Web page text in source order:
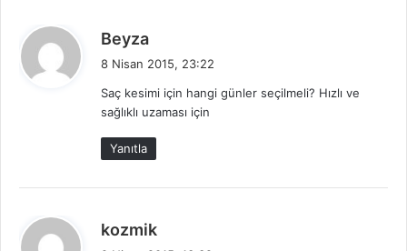
Beyza
i
k
i
:
8 Nisan 2015, 23:22
Saç kesimi için hangi günler seçilmeli? Hızlı ve
sağlıklı uzaması için
Yanıtla
kozmik